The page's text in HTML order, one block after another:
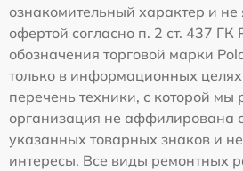
ознакомительный характер и не
офертой согласно п. 2 ст. 437
обозначения торговой марки
только в информационных
перечень техники, с которой
организация не аффилирована
указанных товарных знаков и
интересы. Все виды ремонтных